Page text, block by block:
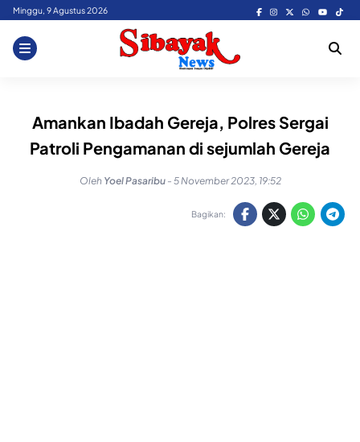
Skip
content
Minggu, 9 Agustus 2026
Amankan Ibadah Gereja, Polres Sergai
Patroli Pengamanan di sejumlah Gereja
Oleh Yoel Pasaribu - 5 November 2023, 19:52
Bagikan: